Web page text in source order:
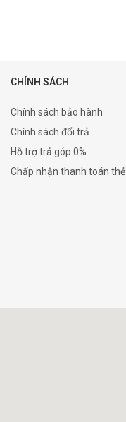
CHÍNH SÁCH
Chính sách bảo hành
Chính sách đổi trả
Hỗ trợ trả góp 0%
Chấp nhận thanh toán thẻ